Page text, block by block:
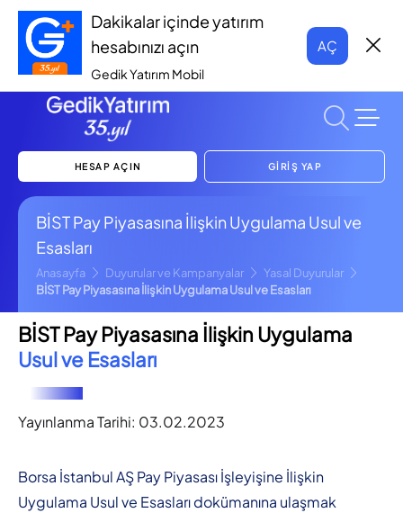
Dakikalar içinde yatırım
hesabınızı açın
Gedik Yatırım Mobil
AÇ
HESAP AÇIN GİRİŞ YAP
BİST Pay Piyasasına İlişkin Uygulama Usul ve
Esasları
Anasayfa Duyurular ve Kampanyalar
Yasal Duyurular
BİST Pay Piyasasına İlişkin Uygulama Usul ve Esasları
BİST Pay Piyasasına İlişkin Uygulama
Usul ve Esasları
Yayınlanma Tarihi: 03.02.2023
Borsa İstanbul AŞ Pay Piyasası İşleyişine İlişkin
Uygulama Usul ve Esasları dokümanına ulaşmak